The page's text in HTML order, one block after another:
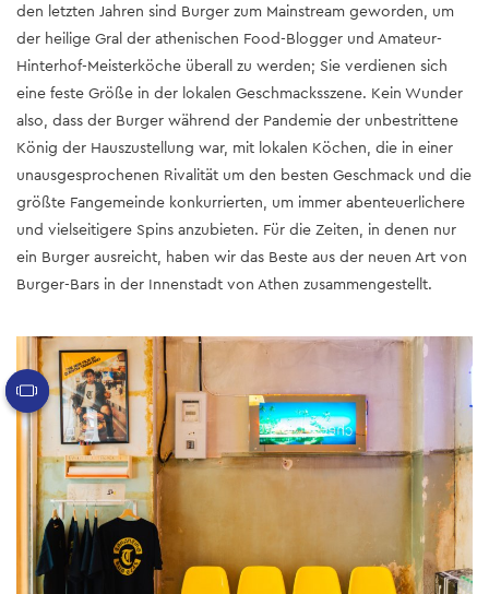
den letzten Jahren sind Burger zum Mainstream geworden, um
der heilige Gral der athenischen Food-Blogger und Amateur-
Hinterhof-Meisterköche überall zu werden; Sie verdienen sich
eine feste Größe in der lokalen Geschmacksszene. Kein Wunder
also, dass der Burger während der Pandemie der unbestrittene
König der Hauszustellung war, mit lokalen Köchen, die in einer
unausgesprochenen Rivalität um den besten Geschmack und die
größte Fangemeinde konkurrierten, um immer abenteuerlichere
und vielseitigere Spins anzubieten. Für die Zeiten, in denen nur
ein Burger ausreicht, haben wir das Beste aus der neuen Art von
Burger-Bars in der Innenstadt von Athen zusammengestellt.